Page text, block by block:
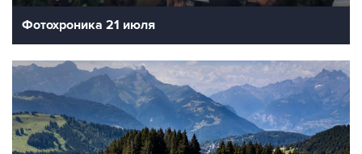
Фотохроника 21 июля